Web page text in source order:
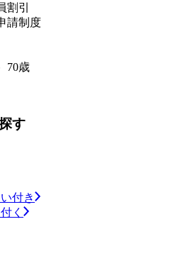
引
請制度
70歳
す
付き
く